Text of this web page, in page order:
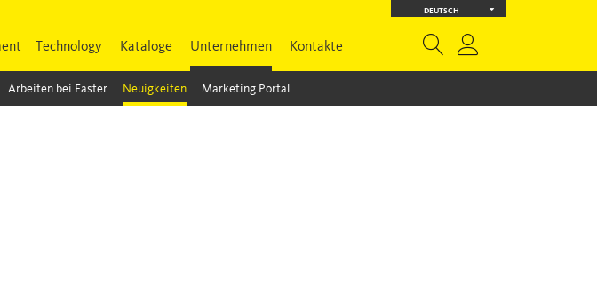
DEUTSCH
Technology Kataloge Unternehmen
Arbeiten bei Faster Neuigkeiten Marketing Portal
Kontakte